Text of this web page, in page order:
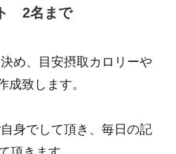
2名まで
め、目安摂取カロリーや
成致します。
身でして頂き、毎日の記